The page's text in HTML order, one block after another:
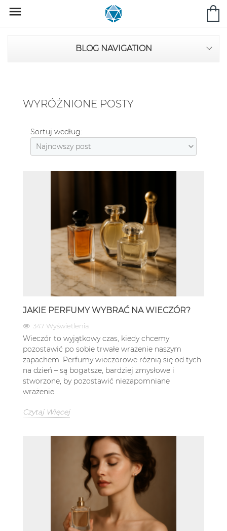

BLOG NAVIGATION
WYRÓŻNIONE POSTY
Sortuj według:
JAKIE PERFUMY WYBRAĆ NA WIECZÓR?
347 Wyświetlenia
Wieczór to wyjątkowy czas, kiedy chcemy
pozostawić po sobie trwałe wrażenie naszym
zapachem. Perfumy wieczorowe różnią się od tych
na dzień – są bogatsze, bardziej zmysłowe i
stworzone, by pozostawić niezapomniane
wrażenie.
Czytaj Więcej